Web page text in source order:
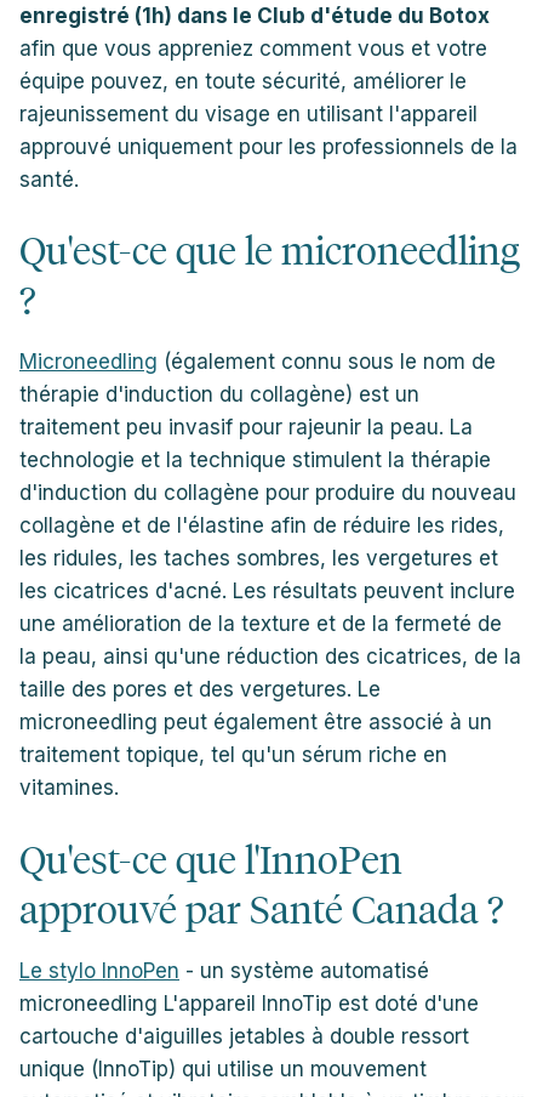
enregistré (1h) dans le Club d'étude du Botox
afin que vous appreniez comment vous et votre
équipe pouvez, en toute sécurité, améliorer le
rajeunissement du visage en utilisant l'appareil
approuvé uniquement pour les professionnels de la
santé.
Qu'est-ce que le microneedling
?
Microneedling (également connu sous le nom de
thérapie d'induction du collagène) est un
traitement peu invasif pour rajeunir la peau. La
technologie et la technique stimulent la thérapie
d'induction du collagène pour produire du nouveau
collagène et de l'élastine afin de réduire les rides,
les ridules, les taches sombres, les vergetures et
les cicatrices d'acné. Les résultats peuvent inclure
une amélioration de la texture et de la fermeté de
la peau, ainsi qu'une réduction des cicatrices, de la
taille des pores et des vergetures. Le
microneedling peut également être associé à un
traitement topique, tel qu'un sérum riche en
vitamines.
Qu'est-ce que l'InnoPen
approuvé par Santé Canada ?
Le stylo InnoPen - un système automatisé
microneedling L'appareil InnoTip est doté d'une
cartouche d'aiguilles jetables à double ressort
unique (InnoTip) qui utilise un mouvement